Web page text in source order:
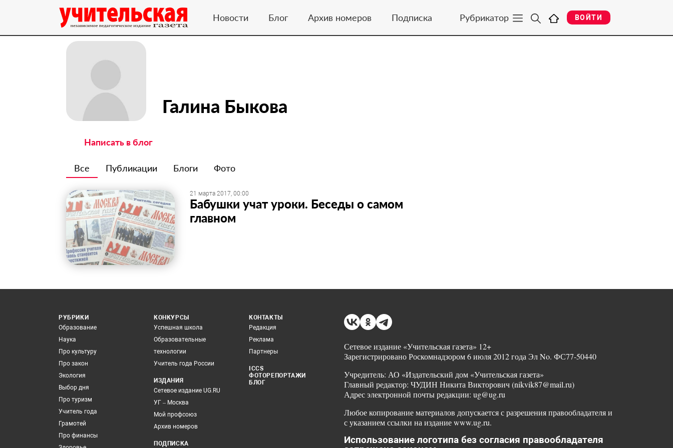
Новости Блог Архив номеров Подписка Рубрикатор ВОЙТИ
Галина Быкова
Написать в блог
Все Публикации Блоги Фото
21 марта 2017, 00:00
Бабушки учат уроки. Беседы о самом
главном
РУБРИКИ
Образование
Наука
Про культуру
Про закон
Экология
Выбор дня
Про туризм
Учитель года
Грамотей
Про финансы
КОНКУРСЫ
Успешная школа
Образовательные
технологии
Учитель года России
ИЗДАНИЯ
Сетевое издание UG.RU
УГ – Москва
Мой профсоюз
Архив номеров
ПОДПИСКА
КОНТАКТЫ
Редакция
Реклама
Партнеры
ICCS
ФОТОРЕПОРТАЖИ
БЛОГ
Сетевое издание «Учительская газета» 12+
Зарегистрировано Роскомнадзором 6 июля 2012 года Эл No. ФС77-50440
Учредитель: АО «Издательский дом «Учительская газета»
Главный редактор: ЧУДИН Никита Викторович (nikvik87@mail.ru)
Адрес электронной почты редакции: ug@ug.ru
Любое копирование материалов допускается с разрешения правообладателя и
с указанием ссылки на издание www.ug.ru.
Использование логотипа без согласия правообладателя